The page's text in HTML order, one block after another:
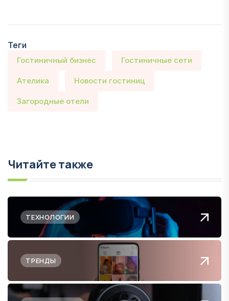
Теги
Гостиничный бизнес Гостиничные сети
Ателика Новости гостиниц
Загородные отели
Читайте также
ТЕХНОЛОГИИ
ТРЕНДЫ